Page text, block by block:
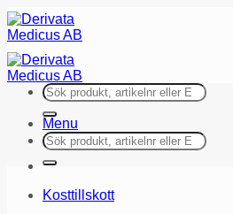
Skip
to
content
Menu
Kosttillskott
Sök
efter:
Sök
efter: